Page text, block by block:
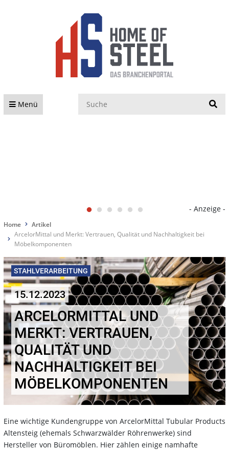
Menü
- Anzeige -
Home
Artikel
ArcelorMittal und Merkt: Vertrauen, Qualität und Nachhaltigkeit bei
Möbelkomponenten
STAHLVERARBEITUNG
15.12.2023
ARCELORMITTAL UND
MERKT: VERTRAUEN,
QUALITÄT UND
NACHHALTIGKEIT BEI
MÖBELKOMPONENTEN
Eine wichtige Kundengruppe von ArcelorMittal Tubular Products
Altensteig (ehemals Schwarzwälder Röhrenwerke) sind
Hersteller von Büromöblen. Hier zählen einige namhafte